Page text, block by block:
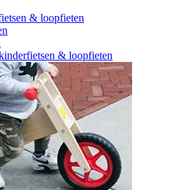
& loopfieten
& loopfieten